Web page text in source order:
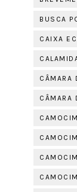
BUSCA
CAIXA
CÂMARA
CÂMARA
CAMOCIM